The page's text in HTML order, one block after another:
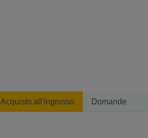
Acquisto all'ingrosso Domande